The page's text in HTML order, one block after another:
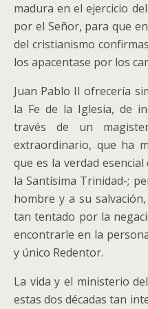
madura en el ejercicio
por el Señor, para que
del cristianismo
los apacentase por los
Juan Pablo II ofrecería
la Fe de la Iglesia, de
través de un
extraordinario, que ha
que es la verdad
la Santísima Trinidad-;
hombre y a su
tan tentado por la
encontrarle en la
y único Redentor.
La vida y el ministerio
estas dos décadas tan